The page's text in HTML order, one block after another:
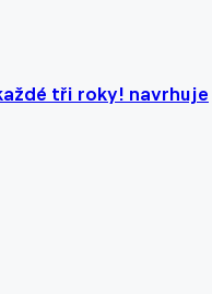
tři roky! navrhuje